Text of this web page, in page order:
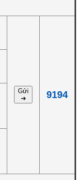
Gửi
➔
9194